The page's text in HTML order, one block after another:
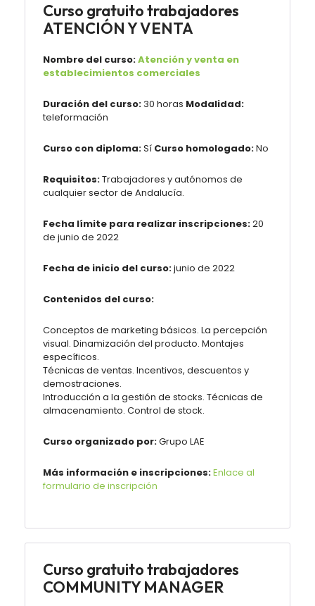
Curso gratuito trabajadores
ATENCIÓN Y VENTA
Nombre del curso:Atención y venta en
establecimientos comerciales
Duración del curso: 30 horas Modalidad:
teleformación
Curso con diploma:Sí Curso homologado:No
Requisitos:Trabajadores y autónomos de
cualquier sector de Andalucía.
Fecha límite para realizar inscripciones:20
de junio de 2022
Fecha de inicio del curso:junio de 2022
Contenidos del curso:
Conceptos de marketing básicos. La percepción
visual. Dinamización del producto. Montajes
específicos.
Técnicas de ventas. Incentivos, descuentos y
demostraciones.
Introducción a la gestión de stocks. Técnicas de
almacenamiento. Control de stock.
Curso organizado por:Grupo LAE
Más información e inscripciones:Enlace al
formulario de inscripción
Curso gratuito trabajadores
COMMUNITY MANAGER